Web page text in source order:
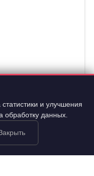
и улучшения
обработку данных.